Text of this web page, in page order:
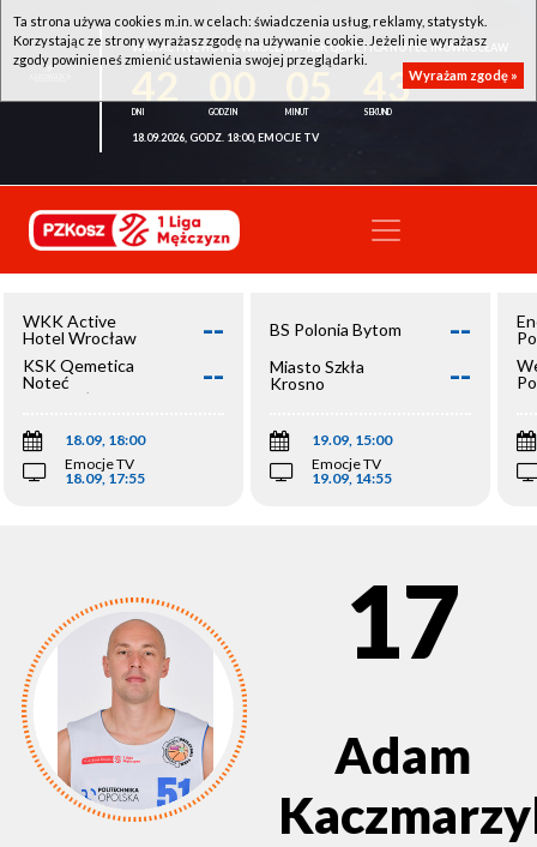
WKK ACTIVE HOTEL WROCŁAW - KSK QEMETICA NOTEĆ INOWROCŁAW
43
18.09.2026, GODZ. 18:00, EMOCJE TV
WKK Active
Hotel Wrocław
--
KSK Qemetica
Noteć
Inowrocław
--
18.09, 18:00
Emocje TV
18.09, 17:55
BS Polonia Bytom --
Miasto Szkła
Krosno
--
19.09, 15:00
Emocje TV
19.09, 14:55
17
Adam
Ta strona używa cookies m.in. w celach: świadczenia usług, reklamy, statystyk.
Korzystając ze strony wyrażasz zgodę na używanie cookie. Jeżeli nie wyrażasz
zgody powinieneś zmienić ustawienia swojej przeglądarki.
Wyrażam zgodę »